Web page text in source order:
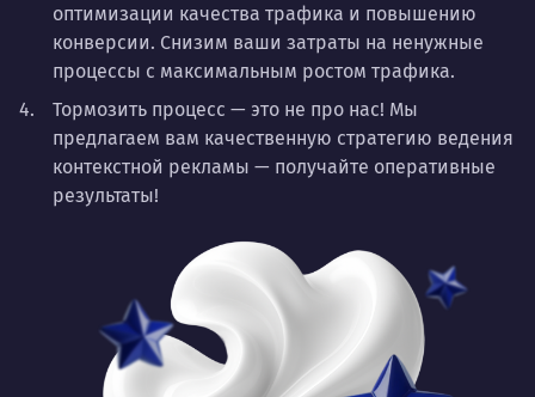
оптимизации качества трафика и повышению
конверсии. Снизим ваши затраты на ненужные
процессы с максимальным ростом трафика.
Тормозить процесс — это не про нас! Мы
предлагаем вам качественную стратегию ведения
контекстной рекламы — получайте оперативные
результаты!